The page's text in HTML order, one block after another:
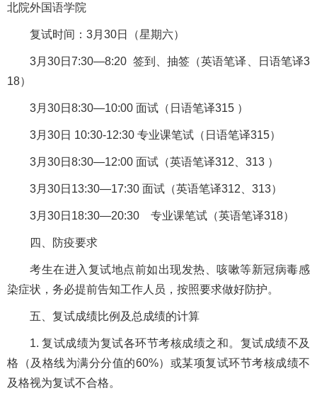
北院外国语学院
复试时间：3月30日（星期六）
3月30日7:30—8:20 签到、抽签（英语笔译、日语笔译3
18）
3月30日8:30—10:00 面试（日语笔译315 ）
3月30日 10:30-12:30 专业课笔试（日语笔译315）
3月30日8:30—12:00 面试（英语笔译312、313 ）
3月30日13:30—17:30 面试（英语笔译312、313）
3月30日18:30—20:30 专业课笔试（英语笔译318）
四、防疫要求
考生在进入复试地点前如出现发热、咳嗽等新冠病毒感
染症状，务必提前告知工作人员，按照要求做好防护。
五、复试成绩比例及总成绩的计算
1. 复试成绩为复试各环节考核成绩之和。复试成绩不及
格（及格线为满分分值的60%）或某项复试环节考核成绩不
及格视为复试不合格。